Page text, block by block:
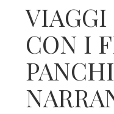
CON I